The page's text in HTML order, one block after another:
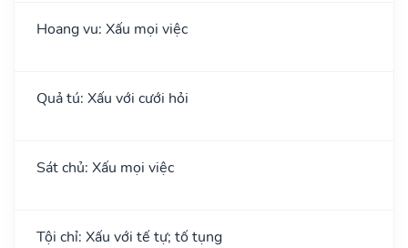
Hoang vu: Xấu mọi việc
Quả tú: Xấu với cưới hỏi
Sát chủ: Xấu mọi việc
Tội chỉ: Xấu với tế tự; tố tụng